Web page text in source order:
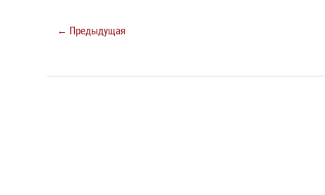
← Предыдущая